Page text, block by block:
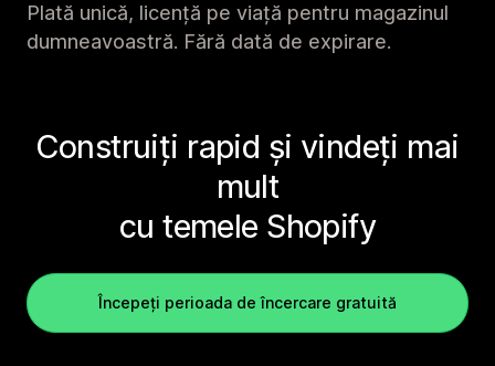
Plată unică, licență pe viață pentru magazinul
dumneavoastră. Fără dată de expirare.
Construiți rapid și vindeți mai
mult
cu temele Shopify
Începeți perioada de încercare gratuită